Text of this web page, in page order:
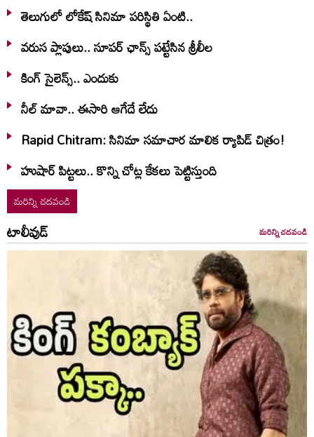
తెలుగులో లోకేష్ సినిమా పరిస్థితి ఏంటి..
వరుస ప్లాపులు.. సూపర్ ఛాన్స్ పట్టేసిన శ్రీలీల
కింగ్ సైలెన్స్.. ఎందుకు
నీల్ మావా.. ఈసారి ఆగేదే లేదు
Rapid Chitram: సినిమా సమాచార మాలిక ర్యాపిడ్ చిత్రం!
హుషార్‌ పిట్టలు.. కొన్ని చోట్ల కేకలు పెట్టిస్తుంది
మరిన్ని చదవండి
టాలీవుడ్ మరిన్ని చదవండి